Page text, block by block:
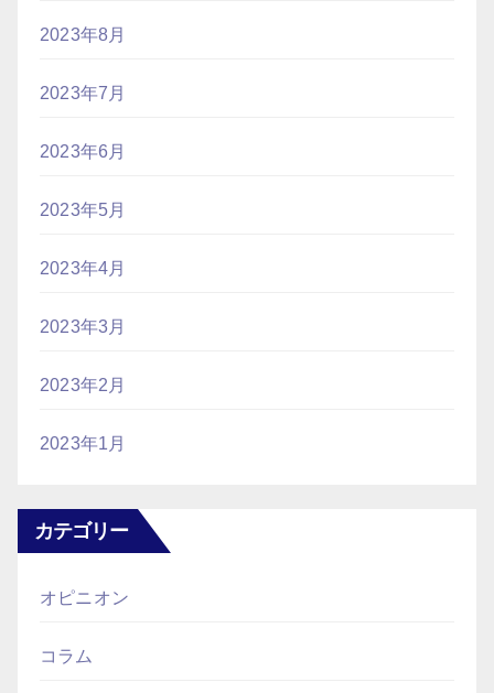
2023年8月
2023年7月
2023年6月
2023年5月
2023年4月
2023年3月
2023年2月
2023年1月
カテゴリー
オピニオン
コラム